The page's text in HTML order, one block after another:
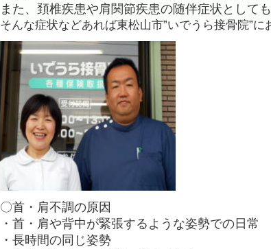
また、頚椎疾患や肩関節疾患の随伴症状として
そんな症状などあれば東松山市”いでうら接骨院”に
〇首・肩不調の原因
・首・肩や背中が緊張するような姿勢での日常
・長時間の同じ姿勢